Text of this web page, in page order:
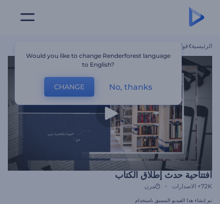
الرئيسية قوالب
افتتاحية حدث إطلاق الكتاب
72K+ الاصدارات مرن
تم إنشاء هذا الفيديو المسبق باستخدام
Would you like to change Renderforest language
to English?
CHANGE No, thanks